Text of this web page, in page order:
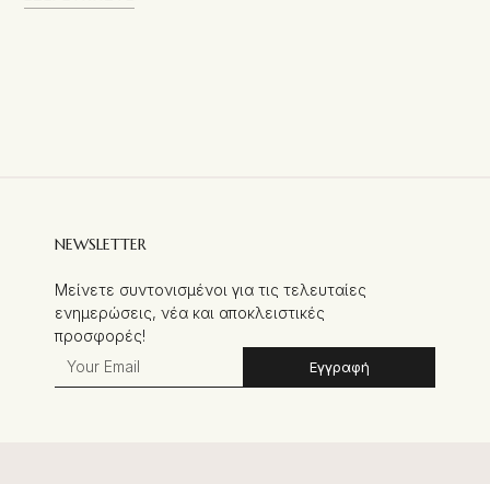
NEWSLETTER
Μείνετε συντονισμένοι για τις τελευταίες
ενημερώσεις, νέα και αποκλειστικές
προσφορές!
Εγγραφή